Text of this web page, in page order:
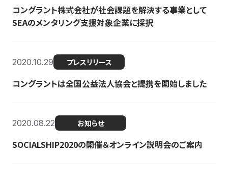
コングラント株式会社が社会課題を解決する事業として
SEAのメンタリング支援対象企業に採択
2020.10.29 プレスリリース
コングラントは全国公益法人協会と提携を開始しました
2020.08.22 お知らせ
SOCIALSHIP2020の開催＆オンライン説明会のご案内